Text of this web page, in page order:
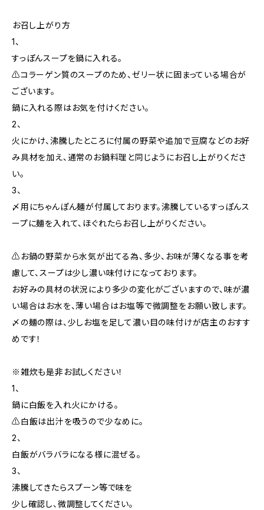
―――お召し上がり方―――
1、
すっぽんスープを鍋に入れる。
⚠️コラーゲン質のスープのため、ゼリー状に固まっている場合が
ございます。
鍋に入れる際はお気を付けください。
2、
火にかけ、沸騰したところに付属の野菜や追加で豆腐などのお好
み具材を加え、通常のお鍋料理と同じようにお召し上がりくださ
い。
3、
〆用にちゃんぽん麺が付属しております。沸騰しているすっぽんス
ープに麺を入れて、ほぐれたらお召し上がりください。
⚠️お鍋の野菜から水気が出てる為、多少、お味が薄くなる事を考
慮して、スープは少し濃い味付けになっております。
お好みの具材の状況により多少の変化がございますので、味が濃
い場合はお水を、薄い場合はお塩等で微調整をお願い致します。
〆の麺の際は、少しお塩を足して濃い目の味付けが店主のおすす
めです！
※雑炊も是非お試しください！
1、
鍋に白飯を入れ火にかける。
⚠️白飯は出汁を吸うので少なめに。
2、
白飯がバラバラになる様に混ぜる。
3、
沸騰してきたらスプーン等で味を
少し確認し、微調整してください。